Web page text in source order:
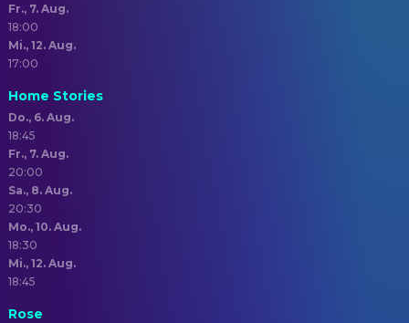
Fr., 7. Aug.
18:00
Mi., 12. Aug.
17:00
Home Stories
Do., 6. Aug.
18:45
Fr., 7. Aug.
20:00
Sa., 8. Aug.
20:30
Mo., 10. Aug.
18:30
Mi., 12. Aug.
18:45
Rose